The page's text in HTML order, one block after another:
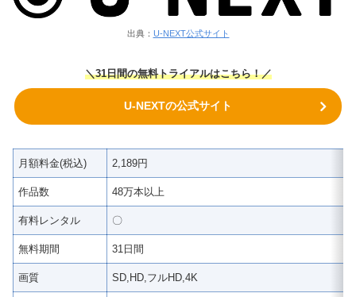
出典： U-NEXT公式サイト
＼31日間の無料トライアルはこちら！／
U-NEXTの公式サイト
月額料金(税込) 2,189円
作品数 48万本以上
有料レンタル 〇
無料期間 31日間
画質 SD,HD,フルHD,4K